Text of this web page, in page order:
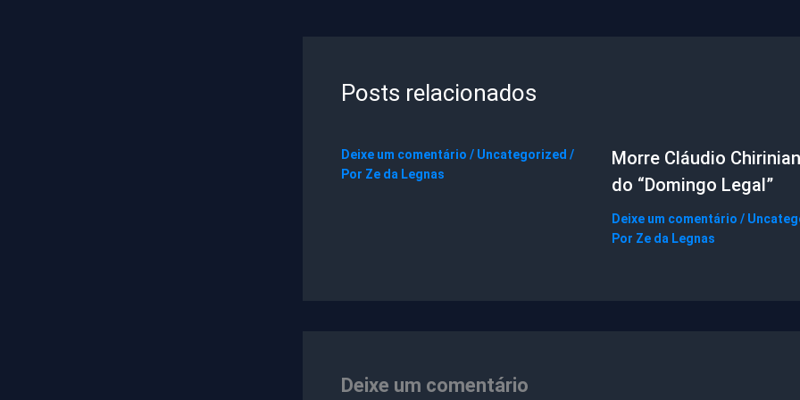
Posts relacionados
Deixe um comentário / Uncategorized /
Por Ze da Legnas
Morre Cláudio
do “Domingo Legal”
Deixe um comentário /
Por Ze da Legnas
Deixe um comentário